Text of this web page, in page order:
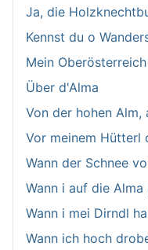
Ja, die
Kennst du o
Mein Oberösterreich
Über d'Alma
Von der hohen Alm,
Vor meinem Hütterl
Wann der Schnee
Wann i auf die
Wann i mei Dirndl
Wann ich hoch